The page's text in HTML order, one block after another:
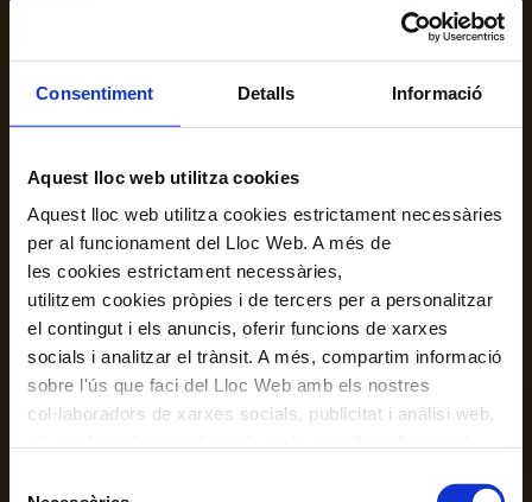
Consentiment Detalls Informació
Aquest lloc web utilitza cookies
Aquest lloc web utilitza cookies estrictament necessàries
per al funcionament del Lloc Web. A més de
les cookies estrictament necessàries,
utilitzem cookies pròpies i de tercers per a personalitzar
el contingut i els anuncis, oferir funcions de xarxes
socials i analitzar el trànsit. A més, compartim informació
sobre l'ús que faci del Lloc Web amb els nostres
col·laboradors de xarxes socials, publicitat i anàlisi web,